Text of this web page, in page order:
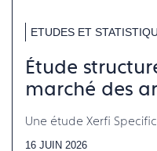
ETUDES ET
Étude
marché des
Une étude Xerfi
16 JUIN 2026